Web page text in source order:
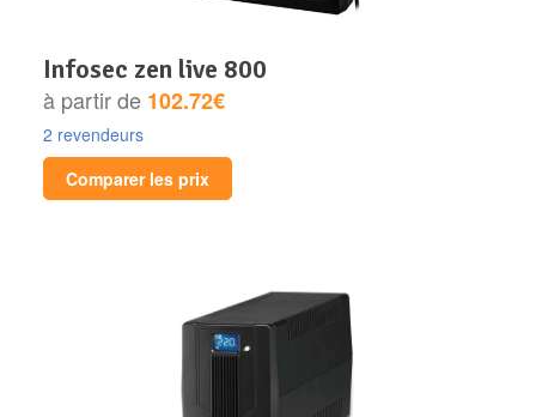
infosec zen live 800
à partir de 102.72€
2 revendeurs
Comparer les prix